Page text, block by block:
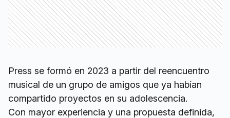
Press se formó en 2023 a partir del reencuentro
musical de un grupo de amigos que ya habían
compartido proyectos en su adolescencia.
Con mayor experiencia y una propuesta definida,